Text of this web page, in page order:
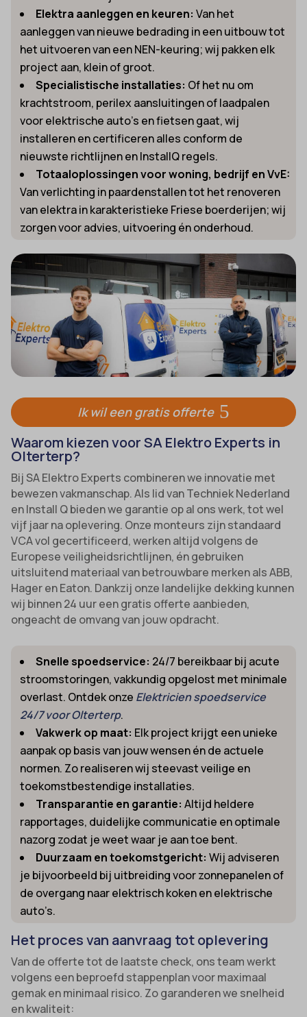
Elektra aanleggen en keuren: Van het
aanleggen van nieuwe bedrading in een uitbouw tot
het uitvoeren van een NEN-keuring; wij pakken elk
project aan, klein of groot.
Specialistische installaties: Of het nu om
krachtstroom, perilex aansluitingen of laadpalen
voor elektrische auto’s en fietsen gaat, wij
installeren en certificeren alles conform de
nieuwste richtlijnen en InstallQ regels.
Totaaloplossingen voor woning, bedrijf en VvE:
Van verlichting in paardenstallen tot het renoveren
van elektra in karakteristieke Friese boerderijen; wij
zorgen voor advies, uitvoering én onderhoud.
Ik wil een gratis offerte
Waarom kiezen voor SA Elektro Experts in
Olterterp?
Bij SA Elektro Experts combineren we innovatie met
bewezen vakmanschap. Als lid van Techniek Nederland
en Install Q bieden we garantie op al ons werk, tot wel
vijf jaar na oplevering. Onze monteurs zijn standaard
VCA vol gecertificeerd, werken altijd volgens de
Europese veiligheidsrichtlijnen, én gebruiken
uitsluitend materiaal van betrouwbare merken als ABB,
Hager en Eaton. Dankzij onze landelijke dekking kunnen
wij binnen 24 uur een gratis offerte aanbieden,
ongeacht de omvang van jouw opdracht.
Snelle spoedservice: 24/7 bereikbaar bij acute
stroomstoringen, vakkundig opgelost met minimale
overlast. Ontdek onze Elektricien spoedservice
24/7 voor Olterterp.
Vakwerk op maat: Elk project krijgt een unieke
aanpak op basis van jouw wensen én de actuele
normen. Zo realiseren wij steevast veilige en
toekomstbestendige installaties.
Transparantie en garantie: Altijd heldere
rapportages, duidelijke communicatie en optimale
nazorg zodat je weet waar je aan toe bent.
Duurzaam en toekomstgericht: Wij adviseren
je bijvoorbeeld bij uitbreiding voor zonnepanelen of
de overgang naar elektrisch koken en elektrische
auto’s.
Het proces van aanvraag tot oplevering
Van de offerte tot de laatste check, ons team werkt
volgens een beproefd stappenplan voor maximaal
gemak en minimaal risico. Zo garanderen we snelheid
en kwaliteit: